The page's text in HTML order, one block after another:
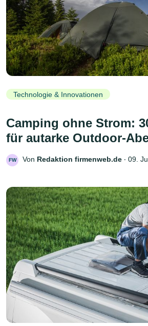
Technologie & Innovationen
Camping ohne Strom:
für autarke Outdoor-
FW Von Redaktion firmenweb.de ‧ 09.